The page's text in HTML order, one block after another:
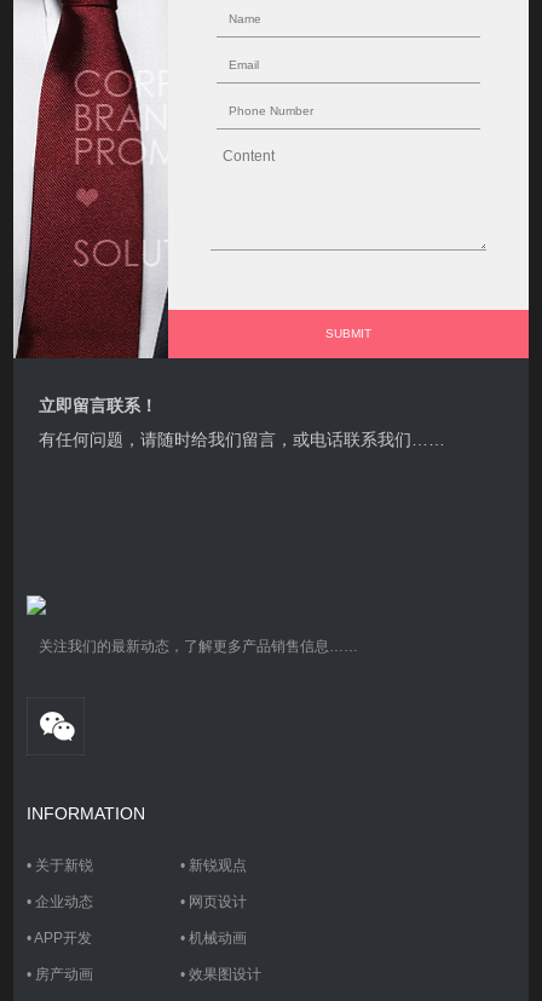
立即留言联系！
有任何问题，请随时给我们留言，或电话联系我们……
关注我们的最新动态，了解更多产品销售信息……
INFORMATION
• 关于新锐 • 新锐观点
• 企业动态 • 网页设计
•APP开发 •机械动画
• 房产动画 •效果图设计